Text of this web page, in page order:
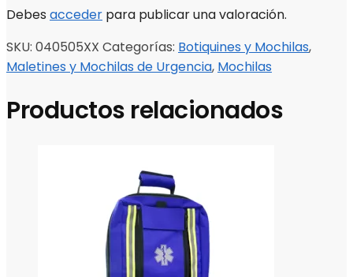
Debes acceder para publicar una valoración.
SKU: 040505XX Categorías: Botiquines y Mochilas,
Maletines y Mochilas de Urgencia, Mochilas
Productos relacionados